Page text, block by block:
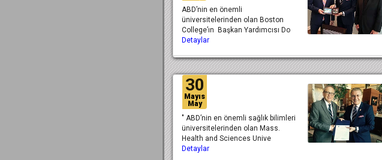
ABD’nin en önemli
üniversitelerinden olan Boston
College’ın Başkan Yardımcısı Do
Detaylar
30
Mayıs
May
" ABD’nin en önemli sağlık bilimleri
üniversitelerinden olan Mass.
Health and Sciences Unive
Detaylar